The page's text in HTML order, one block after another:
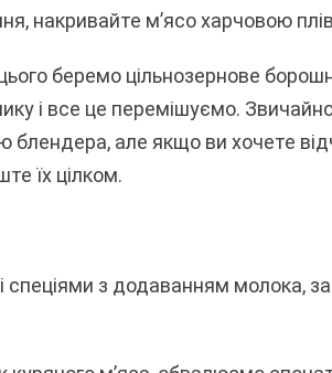
накривайте м’ясо харчовою
беремо цільнозернове
і все це перемішуємо.
але якщо ви хочете
їх цілком.
спеціями з додаванням молока,